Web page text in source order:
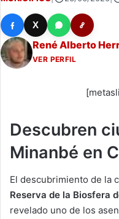
X
René Alberto
VER PERFIL
Descubren
Minanbé en
El descubrimiento de la
Reserva de la Biosfera
revelado uno de los